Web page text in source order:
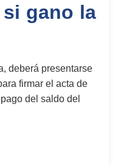
gano la
deberá presentarse
firmar el acta de
del saldo del